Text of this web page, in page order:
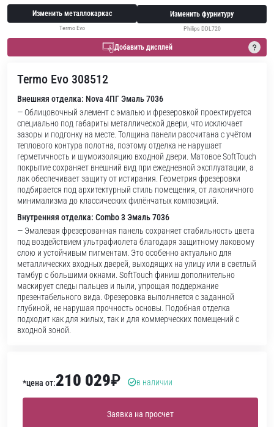
Изменить металлокаркас
Termo Evo
Изменить фурнитуру
Philips DDL720
Добавить дисплей
Termo Evo 308512
Внешняя отделка: Nova 4ПГ Эмаль 7036
— Облицовочный элемент с эмалью и фрезеровкой проектируется
специально под габариты металлической двери, что исключает
зазоры и подгонку на месте. Толщина панели рассчитана с учётом
теплового контура полотна, поэтому отделка не нарушает
герметичность и шумоизоляцию входной двери. Матовое SoftTouch
покрытие сохраняет внешний вид при ежедневной эксплуатации, а
лак обеспечивает защиту от истирания. Геометрия фрезеровки
подбирается под архитектурный стиль помещения, от лаконичного
минимализма до классических филёнчатых композиций.
Внутренняя отделка: Combo 3 Эмаль 7036
— Эмалевая фрезерованная панель сохраняет стабильность цвета
под воздействием ультрафиолета благодаря защитному лаковому
слою и устойчивым пигментам. Это особенно актуально для
металлических входных дверей, выходящих на улицу или в светлый
тамбур с большими окнами. SoftTouch финиш дополнительно
маскирует следы пальцев и пыли, упрощая поддержание
презентабельного вида. Фрезеровка выполняется с заданной
глубиной, не нарушая прочность основы. Подобная отделка
подходит как для жилых, так и для коммерческих помещений с
входной зоной.
*цена от:210 029₽ в наличии
Заявка на просчет